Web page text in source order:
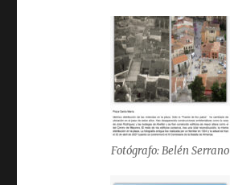
Fotógrafo: Belén Serrano